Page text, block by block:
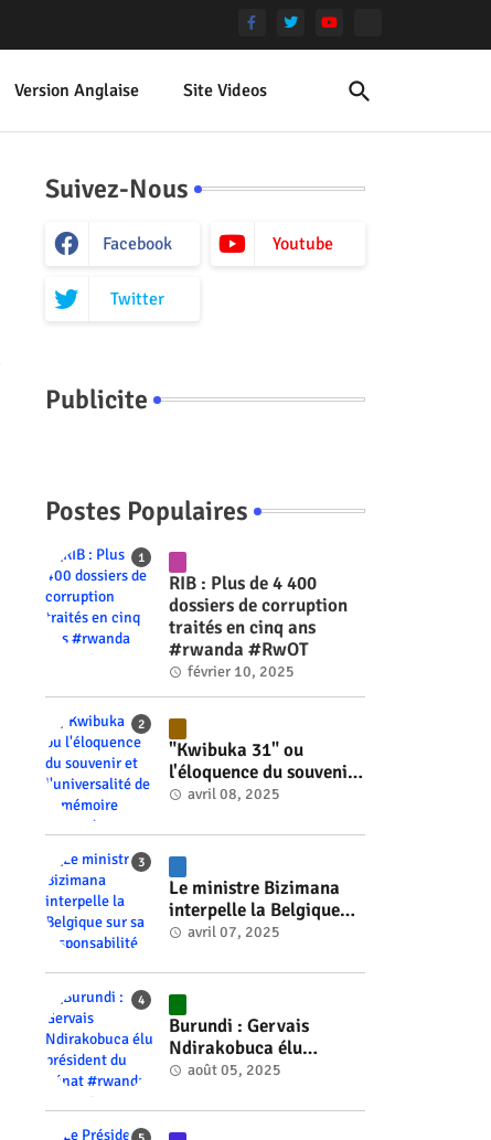
Version Anglaise Site Videos
Suivez-Nous
Facebook Youtube
Twitter
Publicite
Postes Populaires
RIB : Plus de 4 400
dossiers de corruption
traités en cinq ans
#rwanda #RwOT
février 10, 2025
"Kwibuka 31" ou
l'éloquence du souvenir
et l'universalité de la
#RwOT
avril 08, 2025
Le ministre Bizimana
interpelle la Belgique
sur sa responsabilité
génocide #rwanda
#RwOT
avril 07, 2025
Burundi : Gervais
Ndirakobuca élu
président du Sénat
août 05, 2025